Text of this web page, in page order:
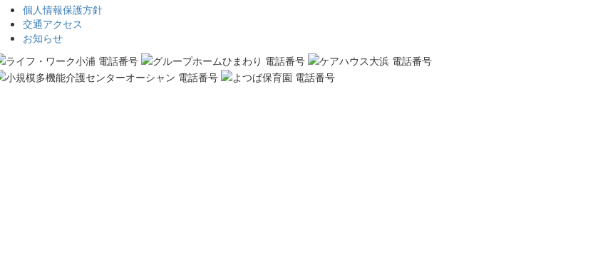
個人情報保護方針
交通アクセス
お知らせ